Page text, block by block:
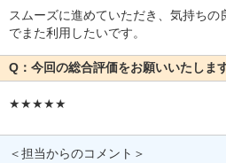
スムーズに進めていただき、気持ち
でまた利用したいです。
Q：今回の総合評価をお願いいたしま
★★★★★
＜担当からのコメント＞